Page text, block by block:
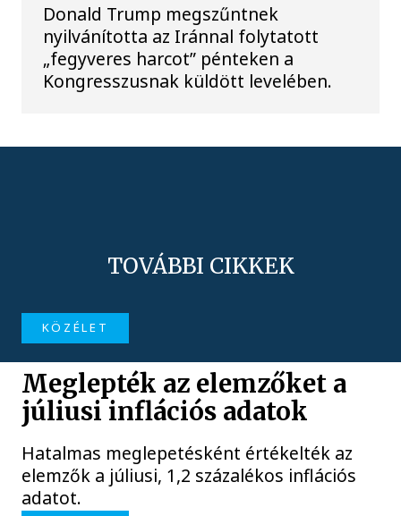
Donald Trump megszűntnek
nyilvánította az Iránnal folytatott
„fegyveres harcot” pénteken a
Kongresszusnak küldött levelében.
TOVÁBBI CIKKEK
KÖZÉLET
Meglepték az elemzőket a
júliusi inflációs adatok
Hatalmas meglepetésként értékelték az
elemzők a júliusi, 1,2 százalékos inflációs
adatot.